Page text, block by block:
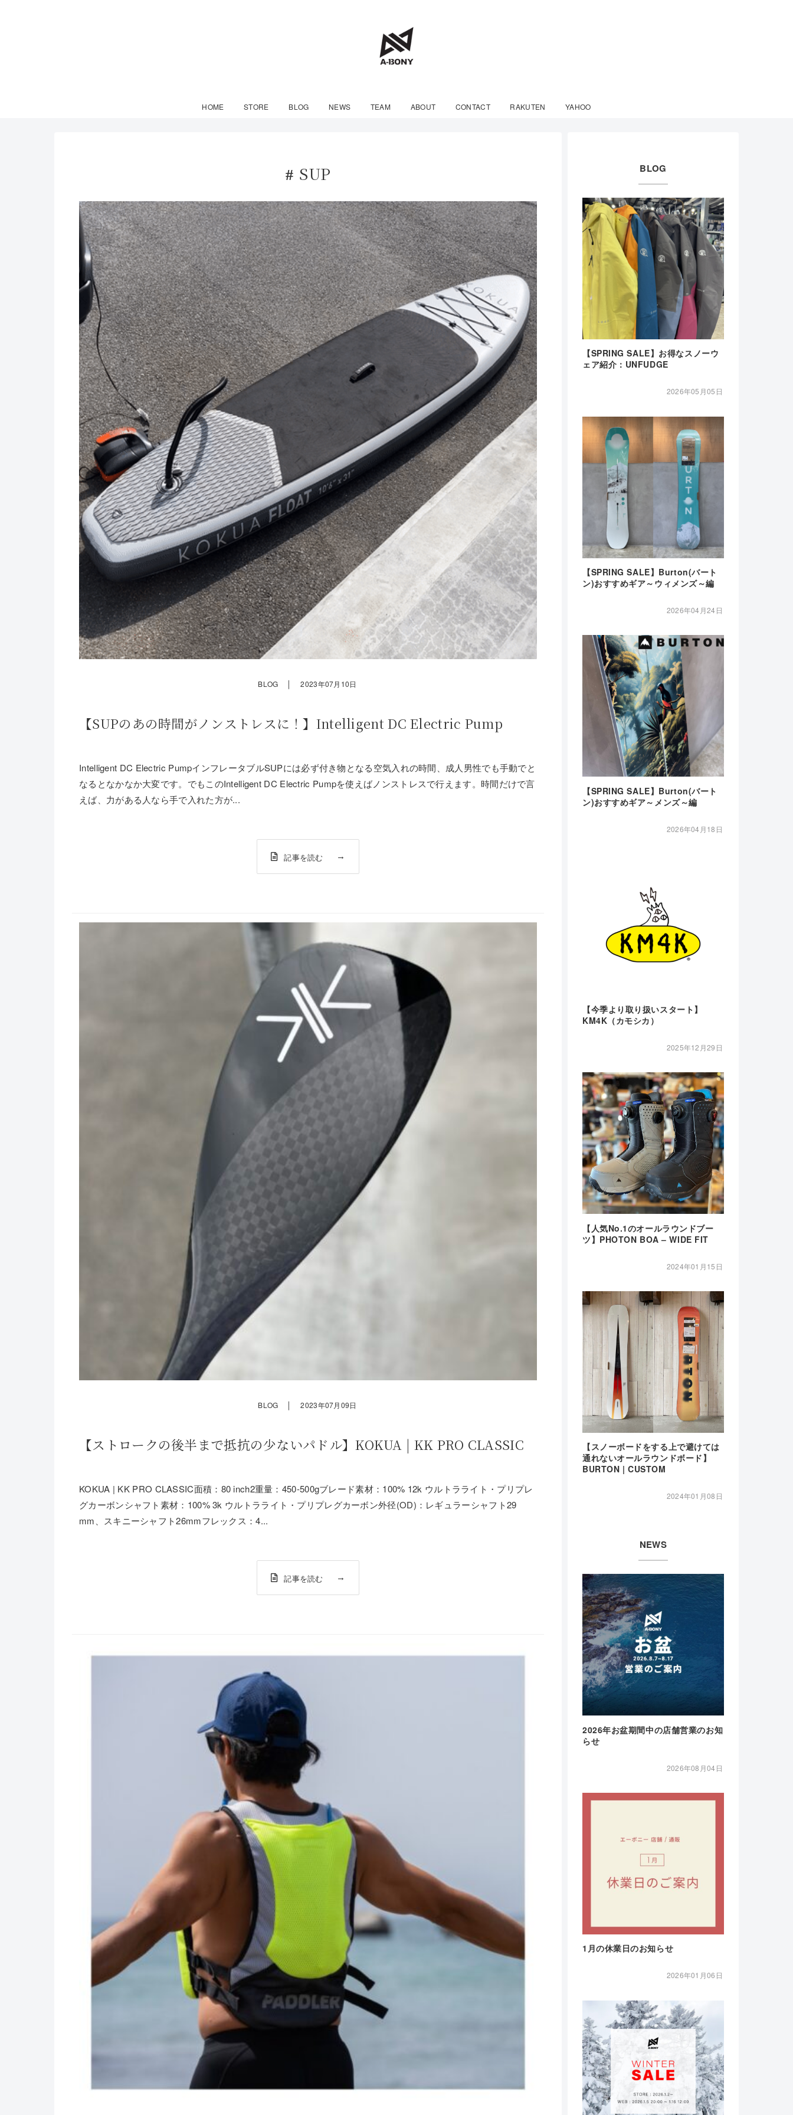
HOME STORE BLOG NEWS TEAM ABOUT CONTACT RAKUTEN YAHOO
SUP
BLOG ｜ 2023年07月10日
【SUPのあの時間がノンストレスに！】Intelligent DC Electric Pump
Intelligent DC Electric PumpインフレータブルSUPには必ず付き物となる空気入れの時間、成人男性でも手動でと
なるとなかなか大変です。でもこのIntelligent DC Electric Pumpを使えばノンストレスで行えます。時間だけで言
えば、力がある人なら手で入れた方が...
記事を読む
BLOG ｜ 2023年07月09日
【ストロークの後半まで抵抗の少ないパドル】KOKUA | KK PRO CLASSIC
KOKUA | KK PRO CLASSIC面積：80 inch2重量：450-500gブレード素材：100% 12k ウルトラライト・プリプレ
グカーボンシャフト素材：100% 3k ウルトラライト・プリプレグカーボン外径(OD)：レギュラーシャフト29
mm、スキニーシャフト26mmフレックス：4...
記事を読む
BLOG
【SPRING SALE】お得なスノーウ
ェア紹介：UNFUDGE
2026年05月05日
【SPRING SALE】Burton(バート
ン)おすすめギア～ウィメンズ～編
2026年04月24日
【SPRING SALE】Burton(バート
ン)おすすめギア～メンズ～編
2026年04月18日
【今季より取り扱いスタート】
KM4K（カモシカ）
2025年12月29日
【人気No.1のオールラウンドブー
ツ】PHOTON BOA – WIDE FIT
2024年01月15日
【スノーボードをする上で避けては
通れないオールラウンドボード】
BURTON | CUSTOM
2024年01月08日
NEWS
2026年お盆期間中の店舗営業のお知
らせ
2026年08月04日
1月の休業日のお知らせ
2026年01月06日